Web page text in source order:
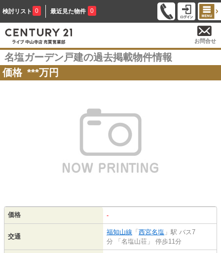
検討リスト 0 最近見た物件 0
お問合せ
名塩ガーデン戸建の過去掲載物件情報
価格 ***万円
価格 -
交通
福知山線 「 西宮名塩 」駅 バス7
分 「名塩山荘」 停歩11分